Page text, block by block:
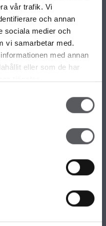
vår trafik. Vi
och annan
sociala medier och
vi samarbetar med.
med annan
eller som de har